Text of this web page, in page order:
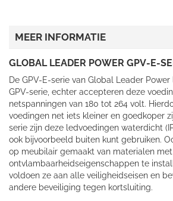
MEER INFORMATIE
GLOBAL LEADER POWER GPV-E-
De GPV-E-serie van Global Leader
GPV-serie, echter accepteren deze
netspanningen van 180 tot 264 volt.
voedingen net iets kleiner en goedkoper
serie zijn deze ledvoedingen waterdicht
ook bijvoorbeeld buiten kunt gebruiken.
op meubilair gemaakt van materialen
ontvlambaarheidseigenschappen te
voldoen ze aan alle veiligheidseisen en
andere beveiliging tegen kortsluiting.